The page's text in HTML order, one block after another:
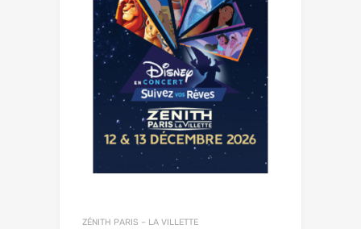
ZÉNITH PARIS – LA VILLETTE